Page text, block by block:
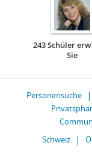
243 Schüler
Sie
Personensuche
Schweiz